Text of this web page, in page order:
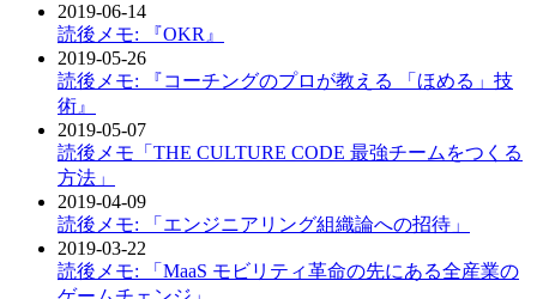
2019-06-14
読後メモ: 『OKR』
2019-05-26
読後メモ: 『コーチングのプロが教える 「ほめる」技
術』
2019-05-07
読後メモ「THE CULTURE CODE 最強チームをつくる
方法」
2019-04-09
読後メモ: 「エンジニアリング組織論への招待」
2019-03-22
読後メモ: 「MaaS モビリティ革命の先にある全産業の